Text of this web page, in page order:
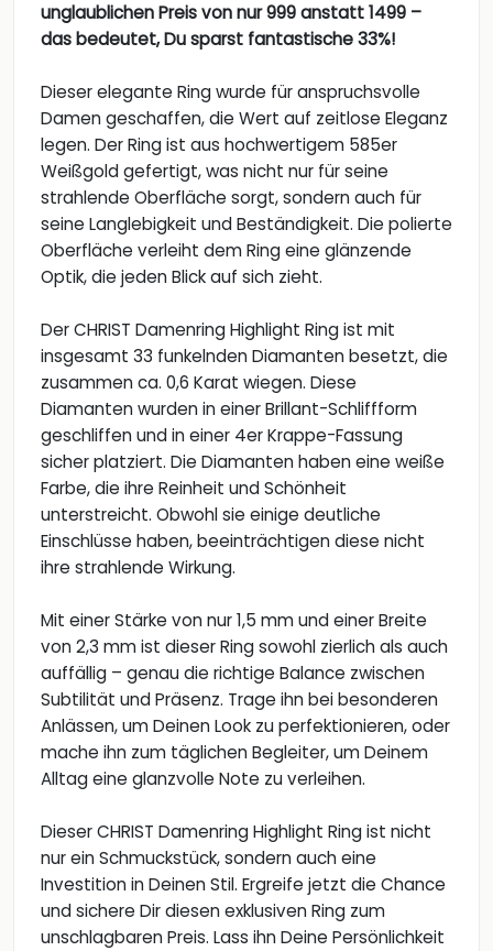
unglaublichen Preis von nur 999 anstatt 1499 –
das bedeutet, Du sparst fantastische 33%!
Dieser elegante Ring wurde für anspruchsvolle
Damen geschaffen, die Wert auf zeitlose Eleganz
legen. Der Ring ist aus hochwertigem 585er
Weißgold gefertigt, was nicht nur für seine
strahlende Oberfläche sorgt, sondern auch für
seine Langlebigkeit und Beständigkeit. Die polierte
Oberfläche verleiht dem Ring eine glänzende
Optik, die jeden Blick auf sich zieht.
Der CHRIST Damenring Highlight Ring ist mit
insgesamt 33 funkelnden Diamanten besetzt, die
zusammen ca. 0,6 Karat wiegen. Diese
Diamanten wurden in einer Brillant-Schliffform
geschliffen und in einer 4er Krappe-Fassung
sicher platziert. Die Diamanten haben eine weiße
Farbe, die ihre Reinheit und Schönheit
unterstreicht. Obwohl sie einige deutliche
Einschlüsse haben, beeinträchtigen diese nicht
ihre strahlende Wirkung.
Mit einer Stärke von nur 1,5 mm und einer Breite
von 2,3 mm ist dieser Ring sowohl zierlich als auch
auffällig – genau die richtige Balance zwischen
Subtilität und Präsenz. Trage ihn bei besonderen
Anlässen, um Deinen Look zu perfektionieren, oder
mache ihn zum täglichen Begleiter, um Deinem
Alltag eine glanzvolle Note zu verleihen.
Dieser CHRIST Damenring Highlight Ring ist nicht
nur ein Schmuckstück, sondern auch eine
Investition in Deinen Stil. Ergreife jetzt die Chance
und sichere Dir diesen exklusiven Ring zum
unschlagbaren Preis. Lass ihn Deine Persönlichkeit